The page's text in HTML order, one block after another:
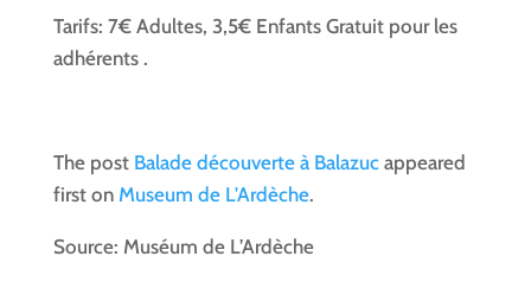
Tarifs: 7€ Adultes, 3,5€ Enfants Gratuit pour les
adhérents .
The post Balade découverte à Balazucappeared
first on Museum de L'Ardèche.
Source: Muséum de L’Ardèche